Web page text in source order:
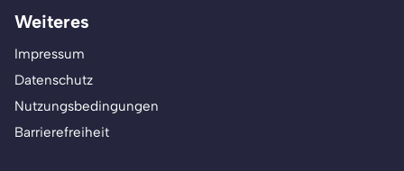
Weiteres
Impressum
Datenschutz
Nutzungsbedingungen
Barrierefreiheit